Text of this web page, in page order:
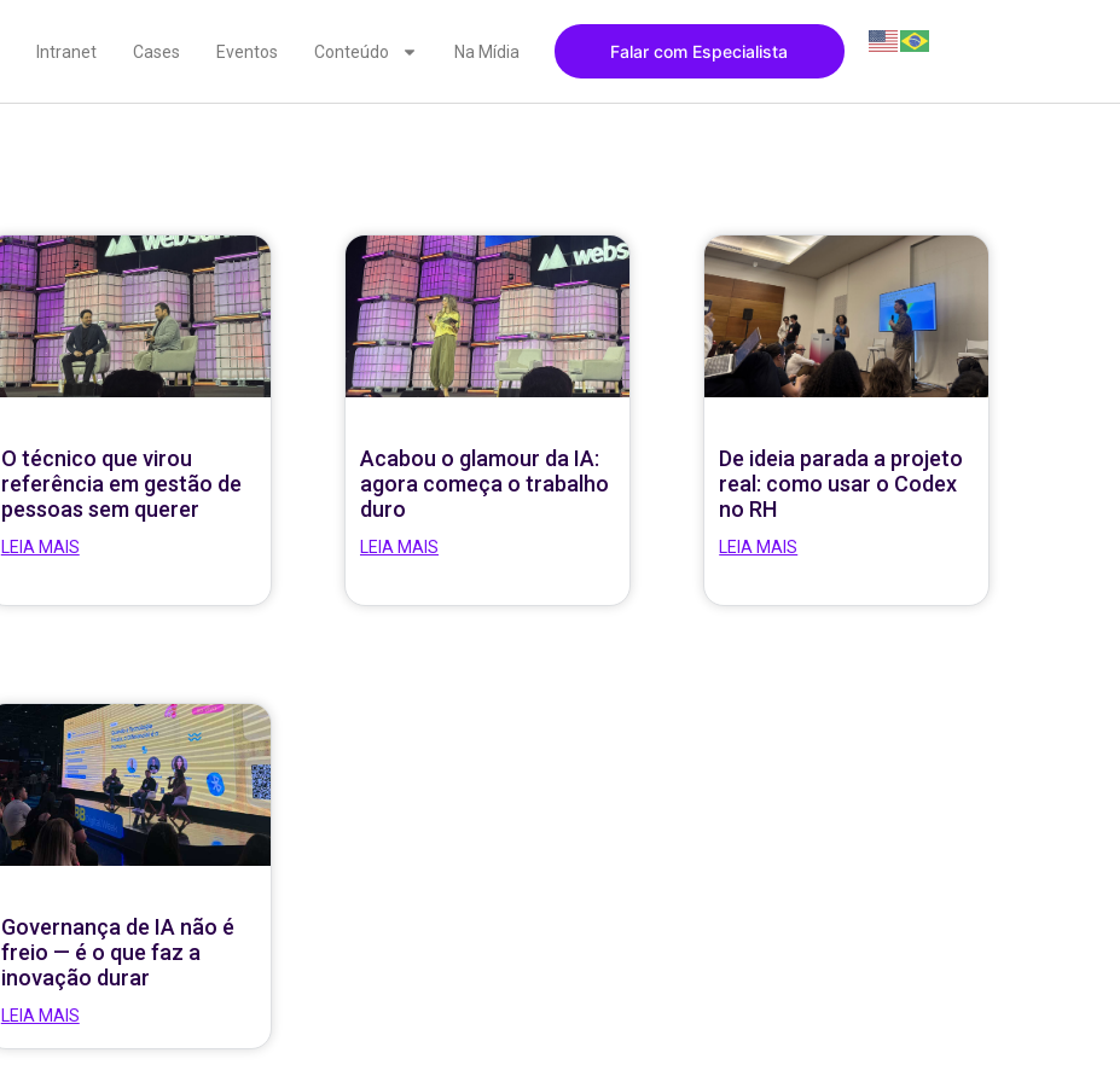
Intranet Cases Eventos Conteúdo Na Mídia Falar com Especialista
O técnico que virou
referência em gestão de
pessoas sem querer
LEIA MAIS
Acabou o glamour da IA:
agora começa o trabalho
duro
LEIA MAIS
De ideia parada a projeto
real: como usar o Codex
no RH
LEIA MAIS
Governança de IA não é
freio — é o que faz a
inovação durar
LEIA MAIS